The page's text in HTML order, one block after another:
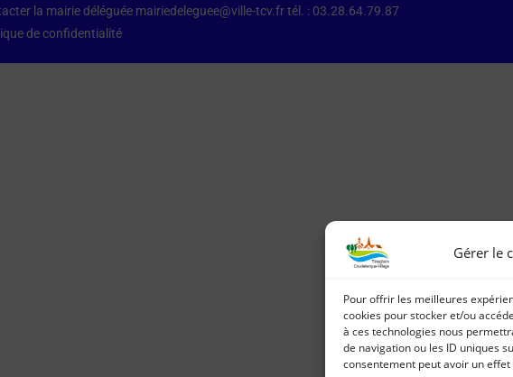
Gérer le
Pour offrir les meilleures
cookies pour stocker et/ou
à ces technologies nous
de navigation ou les ID uniques
consentement peut avoir un
la mairie déléguée mairiedeleguee@ville-tcv.fr tél. : 03.28.64.79.87
de confidentialité